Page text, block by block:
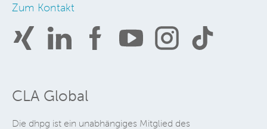
Zum Kontakt
CLA Global
Die dhpg ist ein unabhängiges Mitglied des